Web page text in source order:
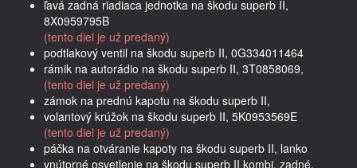
ľavá zadná riadiaca jednotka na škodu superb II,
8X0959795B
(tento diel je už predaný)
podtlakový ventil na škodu superb II, 0G334011464
rámik na autorádio na škodu superb II, 3T0858069,
(tento diel je už predaný)
zámok na prednú kapotu na škodu superb II,
volantový krúžok na škodu superb II, 5K0953569E
(tento diel je už predaný)
páčka na otváranie kapoty na škodu superb II, lanko
vnútorné osvetlenie na škodu superb II kombi, zadné,